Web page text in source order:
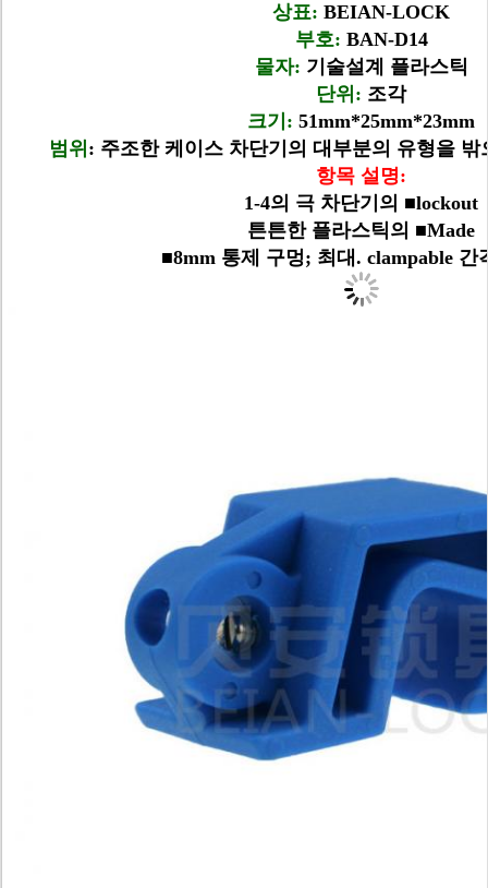
상표: BEIAN-LOCK
부호: BAN-D14
물자: 기술설계 플라스틱
단위: 조각
크기: 51mm*25mm*23mm
범위 : 주조한 케이스 차단기의 대부분의 유형을
항목 설명:
1-4의 극 차단기의 ■lockout
튼튼한 플라스틱의 ■Made
■8mm 통제 구멍; 최대. clampable 간